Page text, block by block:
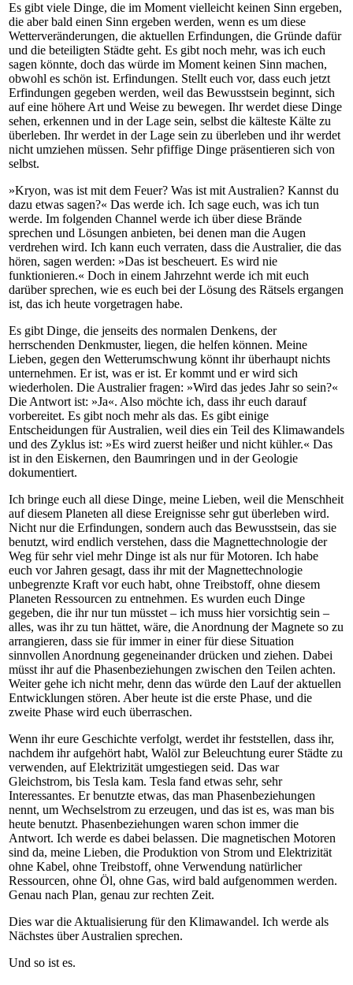
Es gibt viele Dinge, die im Moment vielleicht keinen Sinn ergeben,
die aber bald einen Sinn ergeben werden, wenn es um diese
Wetterveränderungen, die aktuellen Erfindungen, die Gründe dafür
und die beteiligten Städte geht. Es gibt noch mehr, was ich euch
sagen könnte, doch das würde im Moment keinen Sinn machen,
obwohl es schön ist. Erfindungen. Stellt euch vor, dass euch jetzt
Erfindungen gegeben werden, weil das Bewusstsein beginnt, sich
auf eine höhere Art und Weise zu bewegen. Ihr werdet diese Dinge
sehen, erkennen und in der Lage sein, selbst die kälteste Kälte zu
überleben. Ihr werdet in der Lage sein zu überleben und ihr werdet
nicht umziehen müssen. Sehr pfiffige Dinge präsentieren sich von
selbst.
»Kryon, was ist mit dem Feuer? Was ist mit Australien? Kannst du
dazu etwas sagen?« Das werde ich. Ich sage euch, was ich tun
werde. Im folgenden Channel werde ich über diese Brände
sprechen und Lösungen anbieten, bei denen man die Augen
verdrehen wird. Ich kann euch verraten, dass die Australier, die das
hören, sagen werden: »Das ist bescheuert. Es wird nie
funktionieren.« Doch in einem Jahrzehnt werde ich mit euch
darüber sprechen, wie es euch bei der Lösung des Rätsels ergangen
ist, das ich heute vorgetragen habe.
Es gibt Dinge, die jenseits des normalen Denkens, der
herrschenden Denkmuster, liegen, die helfen können. Meine
Lieben, gegen den Wetterumschwung könnt ihr überhaupt nichts
unternehmen. Er ist, was er ist. Er kommt und er wird sich
wiederholen. Die Australier fragen: »Wird das jedes Jahr so sein?«
Die Antwort ist: »Ja«. Also möchte ich, dass ihr euch darauf
vorbereitet. Es gibt noch mehr als das. Es gibt einige
Entscheidungen für Australien, weil dies ein Teil des Klimawandels
und des Zyklus ist: »Es wird zuerst heißer und nicht kühler.« Das
ist in den Eiskernen, den Baumringen und in der Geologie
dokumentiert.
Ich bringe euch all diese Dinge, meine Lieben, weil die Menschheit
auf diesem Planeten all diese Ereignisse sehr gut überleben wird.
Nicht nur die Erfindungen, sondern auch das Bewusstsein, das sie
benutzt, wird endlich verstehen, dass die Magnettechnologie der
Weg für sehr viel mehr Dinge ist als nur für Motoren. Ich habe
euch vor Jahren gesagt, dass ihr mit der Magnettechnologie
unbegrenzte Kraft vor euch habt, ohne Treibstoff, ohne diesem
Planeten Ressourcen zu entnehmen. Es wurden euch Dinge
gegeben, die ihr nur tun müsstet – ich muss hier vorsichtig sein –
alles, was ihr zu tun hättet, wäre, die Anordnung der Magnete so zu
arrangieren, dass sie für immer in einer für diese Situation
sinnvollen Anordnung gegeneinander drücken und ziehen. Dabei
müsst ihr auf die Phasenbeziehungen zwischen den Teilen achten.
Weiter gehe ich nicht mehr, denn das würde den Lauf der aktuellen
Entwicklungen stören. Aber heute ist die erste Phase, und die
zweite Phase wird euch überraschen.
Wenn ihr eure Geschichte verfolgt, werdet ihr feststellen, dass ihr,
nachdem ihr aufgehört habt, Walöl zur Beleuchtung eurer Städte zu
verwenden, auf Elektrizität umgestiegen seid. Das war
Gleichstrom, bis Tesla kam. Tesla fand etwas sehr, sehr
Interessantes. Er benutzte etwas, das man Phasenbeziehungen
nennt, um Wechselstrom zu erzeugen, und das ist es, was man bis
heute benutzt. Phasenbeziehungen waren schon immer die
Antwort. Ich werde es dabei belassen. Die magnetischen Motoren
sind da, meine Lieben, die Produktion von Strom und Elektrizität
ohne Kabel, ohne Treibstoff, ohne Verwendung natürlicher
Ressourcen, ohne Öl, ohne Gas, wird bald aufgenommen werden.
Genau nach Plan, genau zur rechten Zeit.
Dies war die Aktualisierung für den Klimawandel. Ich werde als
Nächstes über Australien sprechen.
Und so ist es.